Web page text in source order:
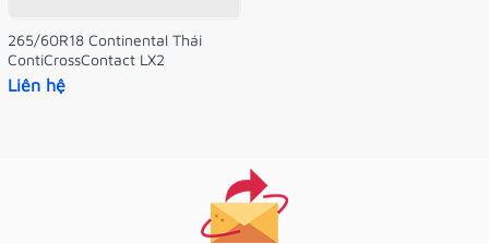
265/60R18 Continental Thái
ContiCrossContact LX2
Liên hệ